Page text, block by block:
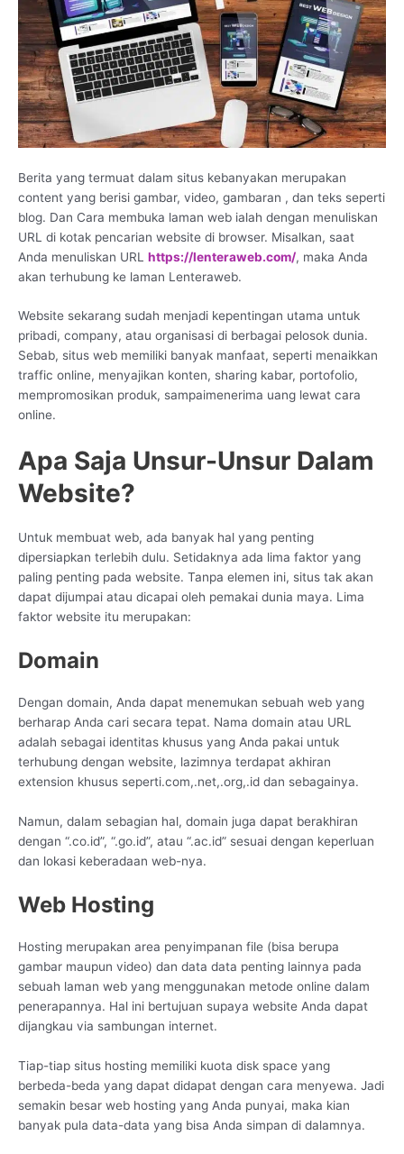
Berita yang termuat dalam situs kebanyakan merupakan
content yang berisi gambar, video, gambaran , dan teks seperti
blog. Dan Cara membuka laman web ialah dengan menuliskan
URL di kotak pencarian website di browser. Misalkan, saat
Anda menuliskan URL https://lenteraweb.com/, maka Anda
akan terhubung ke laman Lenteraweb.
Website sekarang sudah menjadi kepentingan utama untuk
pribadi, company, atau organisasi di berbagai pelosok dunia.
Sebab, situs web memiliki banyak manfaat, seperti menaikkan
traffic online, menyajikan konten, sharing kabar, portofolio,
mempromosikan produk, sampaimenerima uang lewat cara
online.
Apa Saja Unsur-Unsur Dalam
Website?
Untuk membuat web, ada banyak hal yang penting
dipersiapkan terlebih dulu. Setidaknya ada lima faktor yang
paling penting pada website. Tanpa elemen ini, situs tak akan
dapat dijumpai atau dicapai oleh pemakai dunia maya. Lima
faktor website itu merupakan:
Domain
Dengan domain, Anda dapat menemukan sebuah web yang
berharap Anda cari secara tepat. Nama domain atau URL
adalah sebagai identitas khusus yang Anda pakai untuk
terhubung dengan website, lazimnya terdapat akhiran
extension khusus seperti.com,.net,.org,.id dan sebagainya.
Namun, dalam sebagian hal, domain juga dapat berakhiran
dengan “.co.id”, “.go.id”, atau “.ac.id” sesuai dengan keperluan
dan lokasi keberadaan web-nya.
Web Hosting
Hosting merupakan area penyimpanan file (bisa berupa
gambar maupun video) dan data data penting lainnya pada
sebuah laman web yang menggunakan metode online dalam
penerapannya. Hal ini bertujuan supaya website Anda dapat
dijangkau via sambungan internet.
Tiap-tiap situs hosting memiliki kuota disk space yang
berbeda-beda yang dapat didapat dengan cara menyewa. Jadi
semakin besar web hosting yang Anda punyai, maka kian
banyak pula data-data yang bisa Anda simpan di dalamnya.